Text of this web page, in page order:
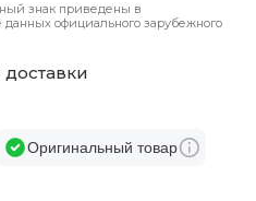
знак приведены в
официального зарубежного
Оригинальный товар